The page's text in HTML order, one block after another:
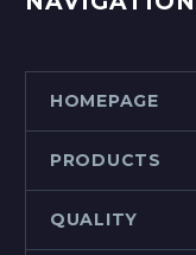
HOMEPAGE
PRODUCTS
QUALITY